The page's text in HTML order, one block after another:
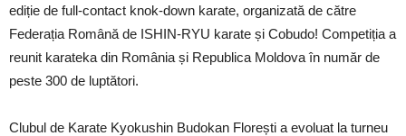
ediție de full-contact knok-down karate, organizată de către
Federația Română de ISHIN-RYU karate și Cobudo! Competiția a
reunit karateka din România și Republica Moldova în număr de
peste 300 de luptători.
Clubul de Karate Kyokushin Budokan Florești a evoluat la turneu